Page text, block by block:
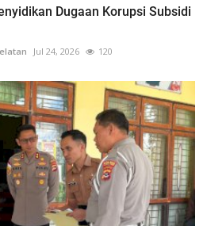
Dugaan Korupsi Subsidi
Jul 24, 2026 120